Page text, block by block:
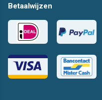
Betaalwijzen